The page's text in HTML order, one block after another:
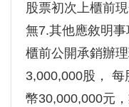
股票初次上櫃前
無7.其他應敘明
櫃前公開承銷辦
3,000,000股，
幣30,000,000元